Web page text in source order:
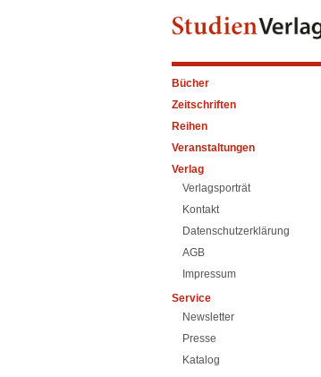
Bücher
Zeitschriften
Reihen
Veranstaltungen
Verlag
Verlagsporträt
Kontakt
Datenschutzerklärung
AGB
Impressum
Service
Newsletter
Presse
Katalog